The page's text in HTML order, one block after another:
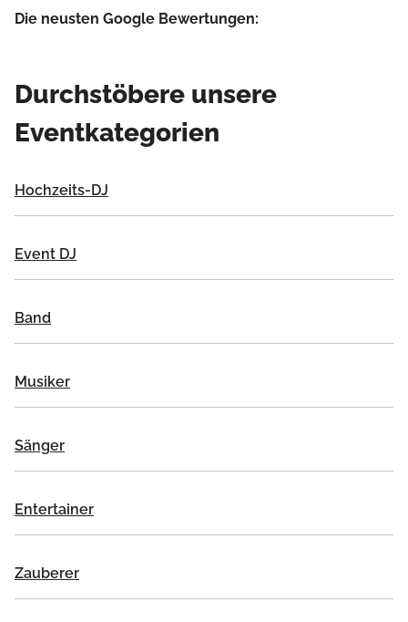
Die neusten Google Bewertungen:
Durchstöbere unsere
Eventkategorien
Hochzeits-DJ
Event DJ
Band
Musiker
Sänger
Entertainer
Zauberer